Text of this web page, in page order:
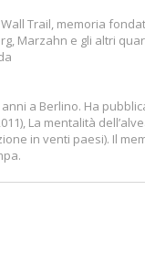
Trail, memoria
Marzahn e gli altri
a Berlino. Ha
La mentalità
in venti paesi). Il